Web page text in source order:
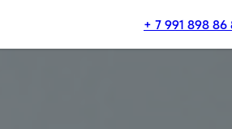
+ 7 991 898 86